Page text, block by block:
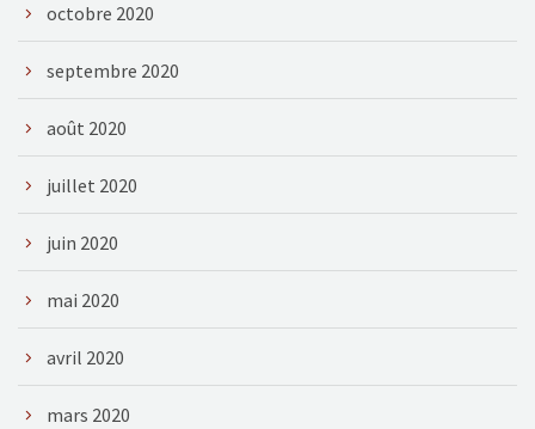
octobre 2020
septembre 2020
août 2020
juillet 2020
juin 2020
mai 2020
avril 2020
mars 2020